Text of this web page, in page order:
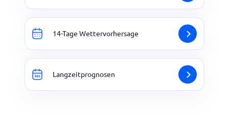
14-Tage Wettervorhersage
Langzeitprognosen